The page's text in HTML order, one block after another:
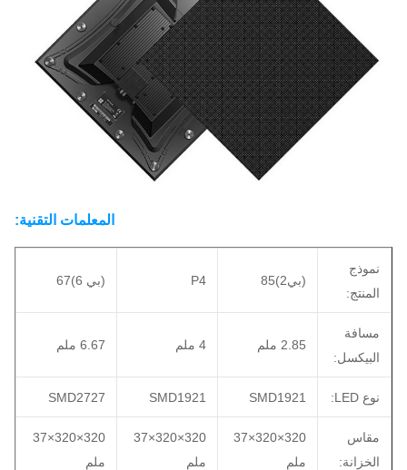
المعلمات التقنية:
نموذج
المنتج:
(بي2)85 P4 (بي 6)67
مسافة
البيكسل:
2.85 ملم 4 ملم 6.67 ملم
نوع LED: SMD1921
SMD1921
SMD2727
مقاس
الخزانة:
320×320×37
ملم
320×320×37
ملم
320×320×37
ملم